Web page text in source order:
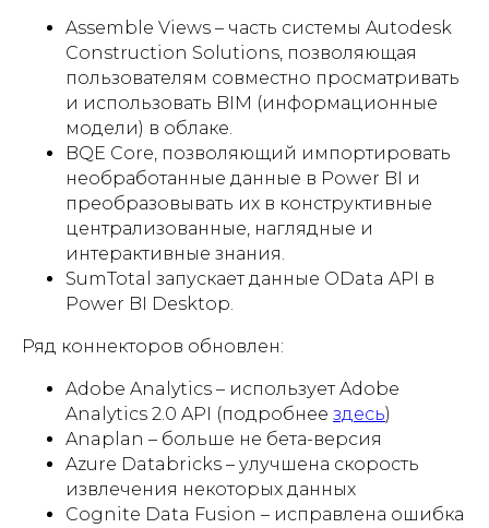
Assemble Views – часть системы Autodesk
Construction Solutions, позволяющая
пользователям совместно просматривать
и использовать BIM (информационные
модели) в облаке.
BQE Core, позволяющий импортировать
необработанные данные в Power BI и
преобразовывать их в конструктивные
централизованные, наглядные и
интерактивные знания.
SumTotal запускает данные OData API в
Power BI Desktop.
Ряд коннекторов обновлен:
Adobe Analytics – использует Adobe
Analytics 2.0 API (подробнее здесь)
Anaplan – больше не бета-версия
Azure Databricks – улучшена скорость
извлечения некоторых данных
Cognite Data Fusion – исправлена ошибка